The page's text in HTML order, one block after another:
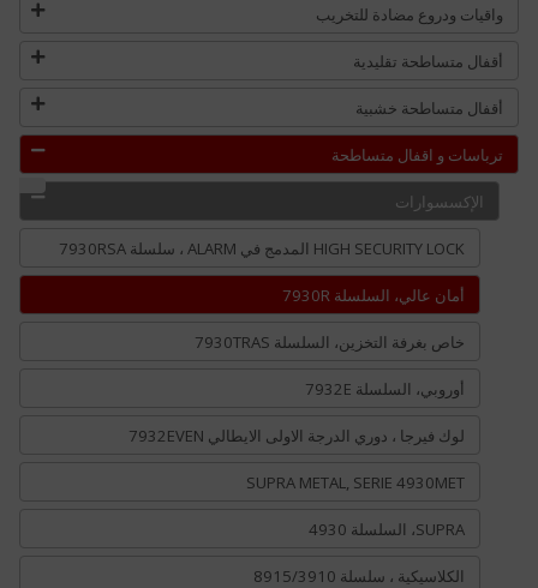
واقيات ودروع مضادة للتخريب
أقفال متساطحة تقليدية
أقفال متساطحة خشبية
ترباسات و اقفال متساطحة
الإكسسوارات
HIGH SECURITY LOCK المدمج في ALARM ، سلسلة 7930RSA
أمان عالي، السلسلة 7930R
خاص بغرفة التخزين، السلسلة 7930TRAS
أوروبي، السلسلة 7932E
لوك فيرجا ، دوري الدرجة الاولى الايطالي 7932EVEN
SUPRA METAL, SERIE 4930MET
SUPRA، السلسلة 4930
الكلاسيكية ، سلسلة 8915/3910